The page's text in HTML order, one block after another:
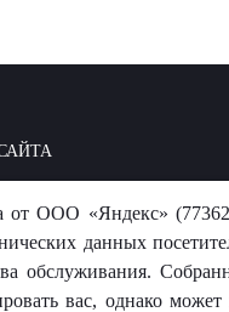
от ООО «Яндекс»
данных
обслуживания.
вас, однако может